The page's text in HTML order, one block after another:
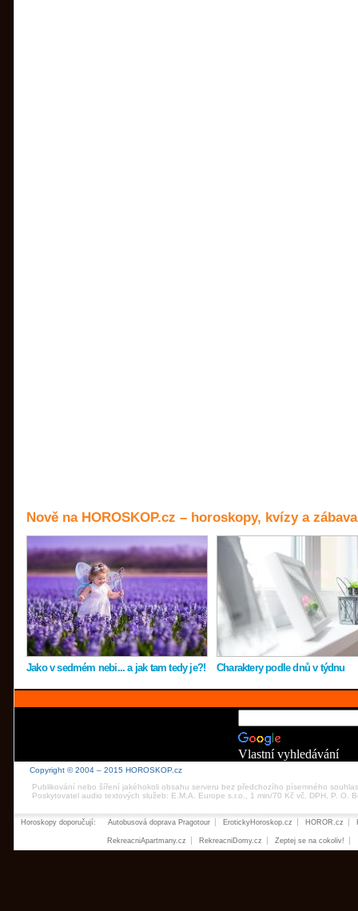
Nově na HOROSKOP.cz – horoskopy, kvízy a zábava
Jako v sedmém nebi... a jak tam tedy je?! Charaktery podle dnů v týdnu
Vlastní vyhledávání
Copyright © 2004 – 2015 HOROSKOP.cz
Publikování nebo šíření jakéhokoli obsahu serveru bez předchozího písemného
Poskytovatel audio textových služeb: E.M.A. Europe s.r.o., 1 min/70 Kč vč. DPH, P. O.
Horoskopy doporučují: Autobusová doprava Pragotour ErotickyHoroskop.cz HOROR.cz
RekreacniApartmany.cz RekreacniDomy.cz Zeptej se na cokoliv!